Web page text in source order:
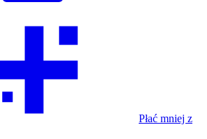
Płać mniej z